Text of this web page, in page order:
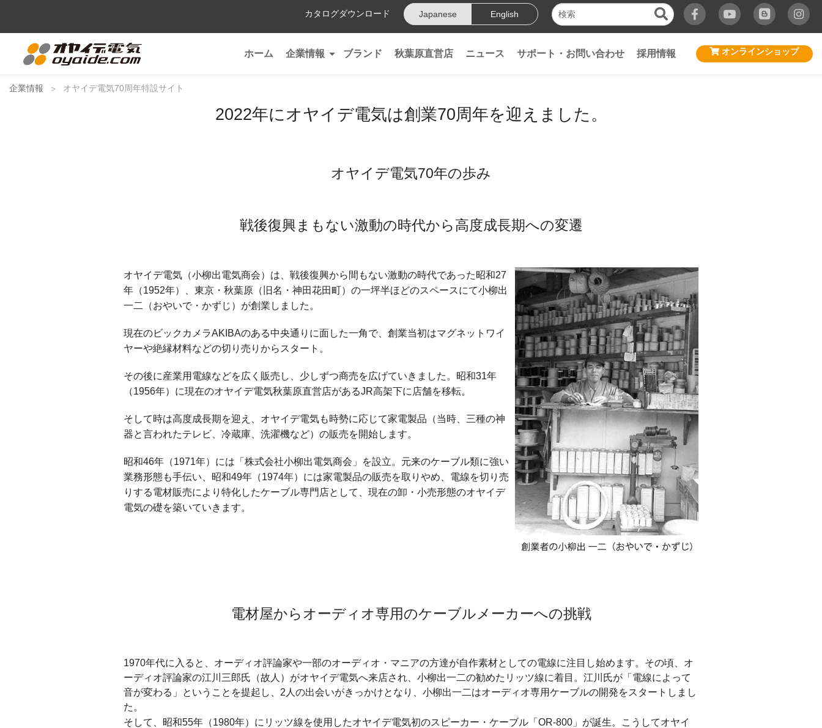
カタログダウンロード Japanese English
ホーム 企業情報
沿革
オヤイデ電気70周年特設サイト
ブランド 秋葉原直営店 ニュース サポート・お問い合わせ 採用情報 オンラインショップ
企業情報 オヤイデ電気70周年特設サイト
2022年にオヤイデ電気は創業70周年を迎えました。
オヤイデ電気70年の歩み
戦後復興まもない激動の時代から高度成長期への変遷
オヤイデ電気（小柳出電気商会）は、戦後復興から間もない激動の時代であった昭和27
年（1952年）、東京・秋葉原（旧名・神田花田町）の一坪半ほどのスペースにて小柳出
一二（おやいで・かずじ）が創業しました。
現在のビックカメラAKIBAのある中央通りに面した一角で、創業当初はマグネットワイ
ヤーや絶縁材料などの切り売りからスタート。
その後に産業用電線などを広く販売し、少しずつ商売を広げていきました。昭和31年
（1956年）に現在のオヤイデ電気秋葉原直営店があるJR高架下に店舗を移転。
そして時は高度成長期を迎え、オヤイデ電気も時勢に応じて家電製品（当時、三種の神
器と言われたテレビ、冷蔵庫、洗濯機など）の販売を開始します。
昭和46年（1971年）には「株式会社小柳出電気商会」を設立。元来のケーブル類に強い
業務形態も手伝い、昭和49年（1974年）には家電製品の販売を取りやめ、電線を切り売
りする電材販売により特化したケーブル専門店として、現在の卸・小売形態のオヤイデ
電気の礎を築いていきます。
電材屋からオーディオ専用のケーブルメーカーへの挑戦
1970年代に入ると、オーディオ評論家や一部のオーディオ・マニアの方達が自作素材としての電線に注目し始めます。その頃、オ
ーディオ評論家の江川三郎氏（故人）がオヤイデ電気へ来店され、小柳出一二の勧めたリッツ線に着目。江川氏が「電線によって
音が変わる」ということを提起し、2人の出会いがきっかけとなり、小柳出一二はオーディオ専用ケーブルの開発をスタートしまし
た。
そして、昭和55年（1980年）にリッツ線を使用したオヤイデ電気初のスピーカー・ケーブル「OR-800」が誕生。こうしてオヤイ